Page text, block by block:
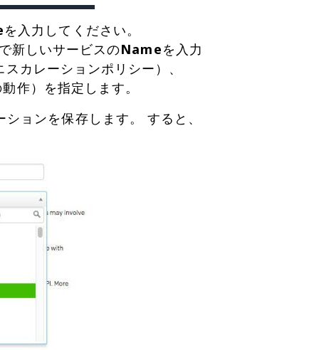
を入力してください。
新しいサービスのNameを入力
スカレーションポリシー）、
作）を指定します。
ョンを保存します。 すると、